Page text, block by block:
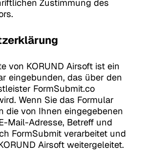
Zustimmung des
von KORUND Airsoft ist ein
eingebunden, das über den
FormSubmit.co
Wenn Sie das Formular
die von Ihnen eingegebenen
Mail-Adresse, Betreff und
FormSubmit verarbeitet und
Airsoft weitergeleitet.